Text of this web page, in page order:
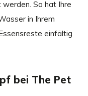
werden. So hat Ihre
in Ihrem
einfältig
bei The Pet